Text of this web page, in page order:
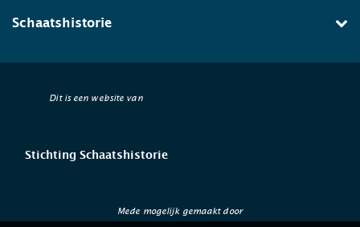
Schaatshistorie
Dit is een website van
Stichting Schaatshistorie
Mede mogelijk gemaakt door